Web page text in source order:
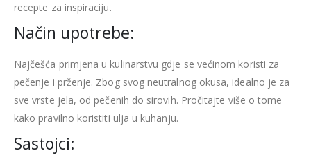
recepte za inspiraciju.
Način upotrebe:
Najčešća primjena u kulinarstvu gdje se većinom koristi za
pečenje i prženje. Zbog svog neutralnog okusa, idealno je za
sve vrste jela, od pečenih do sirovih. Pročitajte više o tome
kako pravilno koristiti ulja u kuhanju.
Sastojci: